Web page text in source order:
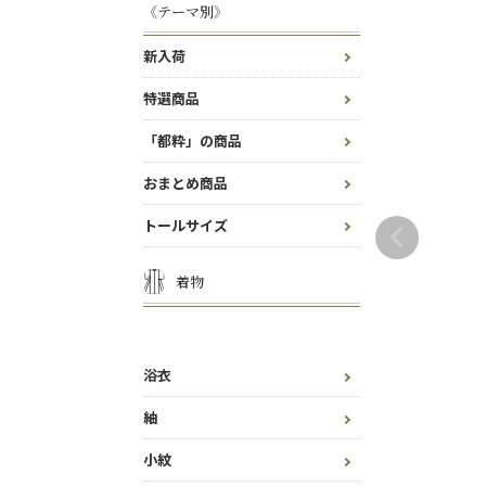
《テーマ別》
新入荷
特選商品
「都粋」の商品
おまとめ商品
トールサイズ
着物
浴衣
紬
小紋